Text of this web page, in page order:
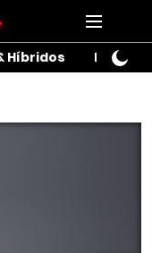
Híbridos Motos